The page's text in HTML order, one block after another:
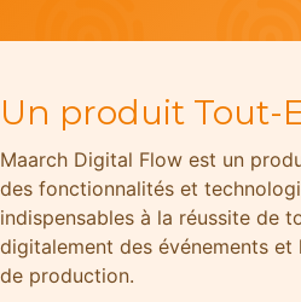
Un produit Tout-
Maarch Digital Flow est un
des fonctionnalités et
indispensables à la réussite de
digitalement des événements et
de production.